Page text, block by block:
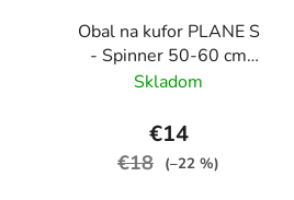
Obal na kufor PLANE S
- Spinner 50-60 cm
Modrá
Skladom
€14
€18 (–22 %)